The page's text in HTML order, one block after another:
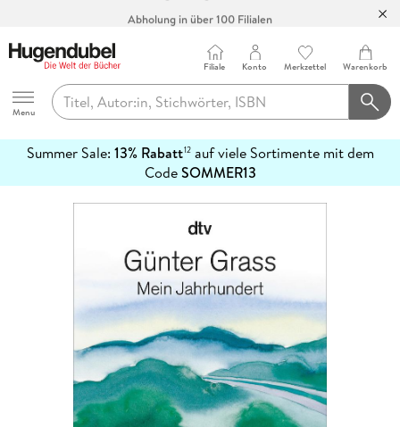
Abholung in über 100 Filialen
Hugendubel
Menu
Filiale Konto Merkzettel Warenkorb
Summer Sale: 13% Rabatt12auf viele Sortimente mit dem
CodeSOMMER13
erfahren